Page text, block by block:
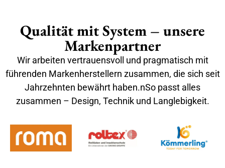
Qualität mit System – unsere
Markenpartner
Wir arbeiten vertrauensvoll und pragmatisch mit
führenden Markenherstellern zusammen, die sich seit
Jahrzehnten bewährt haben.nSo passt alles
zusammen – Design, Technik und Langlebigkeit.